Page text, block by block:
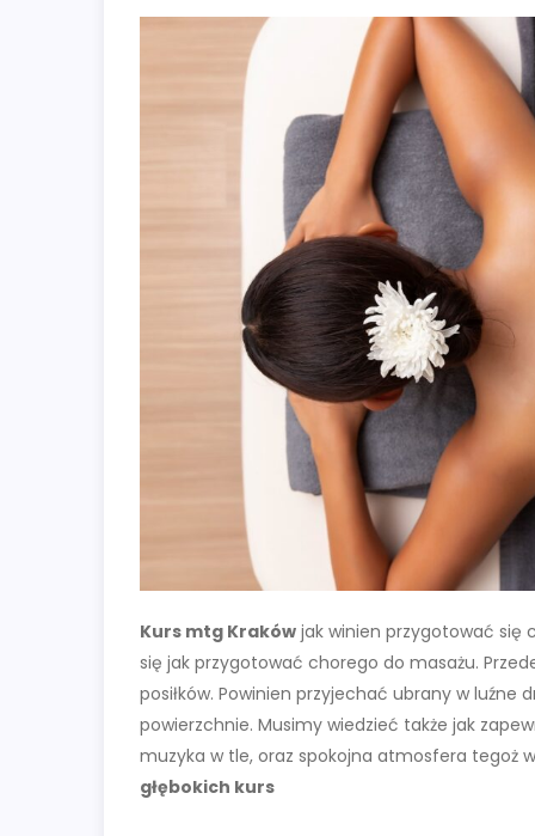
Kurs mtg Kraków jak winien przygotować się
się jak przygotować chorego do masażu.
posiłków. Powinien przyjechać ubrany w luźne
powierzchnie. Musimy wiedzieć także jak
muzyka w tle, oraz spokojna atmosfera tegoż
głębokich kurs